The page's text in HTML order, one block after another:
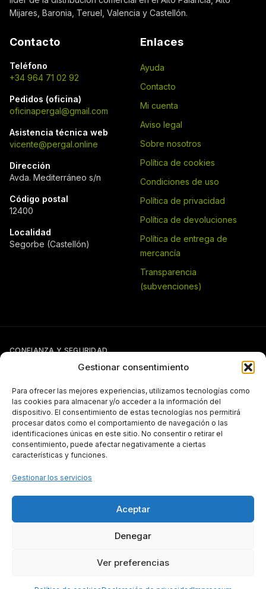
Gestionar consentimiento
Para ofrecer las mejores experiencias, utilizamos tecnologías como
las cookies para almacenar y/o acceder a la información del
dispositivo. El consentimiento de estas tecnologías nos permitirá
procesar datos como el comportamiento de navegación o las
identificaciones únicas en este sitio. No consentir o retirar el
consentimiento, puede afectar negativamente a ciertas
características y funciones.
Gestionar los servicios
Aceptar
Denegar
Ver preferencias
Mijares, Baronia, Teruel, Valencia y Castellón.
Contacto
Teléfono
+34 964 71 02 92
Pedidos (oficina)
oficinapergal@gmail.com
Asistencia técnica web
vicente@pergal.online
Dirección
Avda. Mediterráneo s/n
Código postal
12400
Localidad
Segorbe (Castellón)
Enlaces
Ayuda
Contacto
Mi cuenta
Aviso legal
Sobre nosotros
Política de cookies
Condiciones de uso
Política de privacidad
Política de devoluciones
Política de entrega de
mercancía
Transparencia
(subvenciones)
CONFIANZA Y SEGURIDAD
Si tienes otra forma de pago pactada con Pergal (giro, transferencia,
etc.), puedes seguir usándola con normalidad.
TRANSPARENCIA
by Vicente Simón